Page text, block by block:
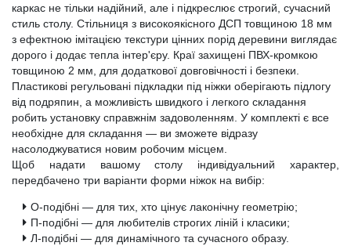
каркас не тільки надійний, але і підкреслює строгий, сучасний
стиль столу. Стільниця з високоякісного ДСП товщиною 18 мм
з ефектною імітацією текстури цінних порід деревини виглядає
дорого і додає тепла інтер'єру. Краї захищені ПВХ-кромкою
товщиною 2 мм, для додаткової довговічності і безпеки.
Пластикові регульовані підкладки під ніжки оберігають підлогу
від подряпин, а можливість швидкого і легкого складання
робить установку справжнім задоволенням. У комплекті є все
необхідне для складання — ви зможете відразу
насолоджуватися новим робочим місцем.
Щоб надати вашому столу індивідуальний характер,
передбачено три варіанти форми ніжок на вибір:
О-подібні — для тих, хто цінує лаконічну геометрію;
П-подібні — для любителів строгих ліній і класики;
Л-подібні — для динамічного та сучасного образу.